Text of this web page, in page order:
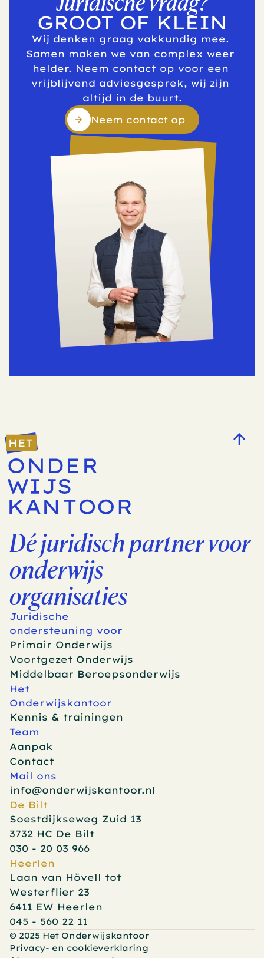
GROOT OF KLEIN
Wij denken graag vakkundig mee.
Samen maken we van complex weer
helder. Neem contact op voor een
vrijblijvend adviesgesprek, wij zijn
altijd in de buurt.
Neem contact op
Dé juridisch partner voor
onderwijs
organisaties
De Bilt
Soestdijkseweg Zuid 13
3732 HC De Bilt
030 - 20 03 966
Heerlen
Laan van Hövell tot
Westerflier 23
6411 EW Heerlen
045 - 560 22 11
Juridische
ondersteuning voor
Primair Onderwijs
Voortgezet Onderwijs
Middelbaar Beroepsonderwijs
Het
Onderwijskantoor
Kennis & trainingen
Team
Aanpak
Contact
Mail ons
info@onderwijskantoor.nl
© 2025 Het Onderwijskantoor
Privacy- en cookieverklaring